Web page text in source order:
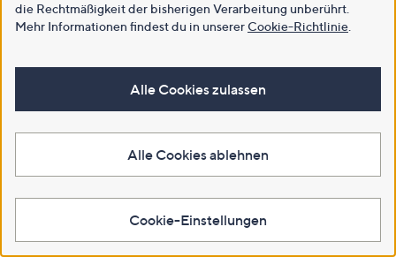
die Rechtmäßigkeit der bisherigen Verarbeitung unberührt.
Mehr Informationen findest du in unsererCookie-Richtlinie
Alle Cookies zulassen
Alle Cookies ablehnen
Cookie-Einstellungen